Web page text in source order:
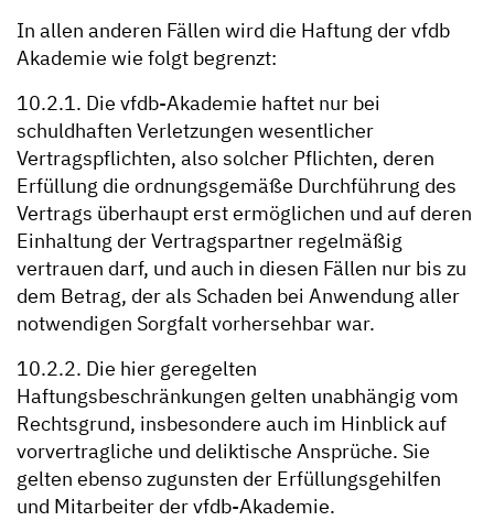
In allen anderen Fällen wird die Haftung der vfdb
Akademie wie folgt begrenzt:
10.2.1. Die vfdb-Akademie haftet nur bei
schuldhaften Verletzungen wesentlicher
Vertragspflichten, also solcher Pflichten, deren
Erfüllung die ordnungsgemäße Durchführung des
Vertrags überhaupt erst ermöglichen und auf deren
Einhaltung der Vertragspartner regelmäßig
vertrauen darf, und auch in diesen Fällen nur bis zu
dem Betrag, der als Schaden bei Anwendung aller
notwendigen Sorgfalt vorhersehbar war.
10.2.2. Die hier geregelten
Haftungsbeschränkungen gelten unabhängig vom
Rechtsgrund, insbesondere auch im Hinblick auf
vorvertragliche und deliktische Ansprüche. Sie
gelten ebenso zugunsten der Erfüllungsgehilfen
und Mitarbeiter der vfdb-Akademie.